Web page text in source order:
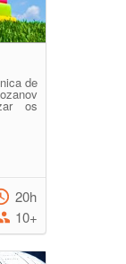
de
os
20h
10+